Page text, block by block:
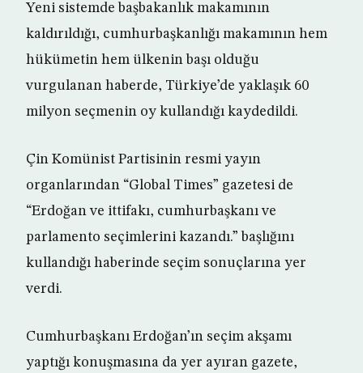
Yeni sistemde başbakanlık makamının
kaldırıldığı, cumhurbaşkanlığı makamının hem
hükümetin hem ülkenin başı olduğu
vurgulanan haberde, Türkiye’de yaklaşık 60
milyon seçmenin oy kullandığı kaydedildi.
Çin Komünist Partisinin resmi yayın
organlarından “Global Times” gazetesi de
“Erdoğan ve ittifakı, cumhurbaşkanı ve
parlamento seçimlerini kazandı.” başlığını
kullandığı haberinde seçim sonuçlarına yer
verdi.
Cumhurbaşkanı Erdoğan’ın seçim akşamı
yaptığı konuşmasına da yer ayıran gazete,